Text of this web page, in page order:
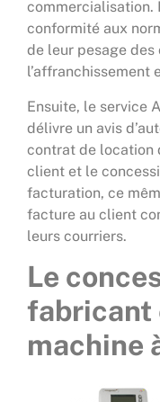
commercialisation.
conformité aux
de leur pesage
l’affranchissement
Ensuite, le service
délivre un avis
contrat de location
client et le
facturation, ce
facture au client
leurs courriers.
Le
fabricant
machine